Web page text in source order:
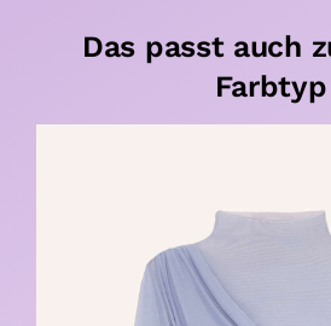
Das passt auch
Farbtyp